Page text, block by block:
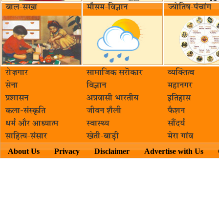
बाल-सखा मौसम-विज्ञान ज्योतिष-पंचांग
रोज़गार सामाजिक सरॊकार‌
व्यक्तित्व
सेना
विज्ञान
महानगर
प्रशासन
अप्रवासी भारतीय
इतिहास
कला-संस्कृति
जीवन शैली
फैशन
धर्म और आध्यात्म
स्वास्थ्य
सौंदर्य
साहित्य-संसार
खेती-बाड़ी मेरा गांव
About Us Privacy Disclaimer Advertise with Us